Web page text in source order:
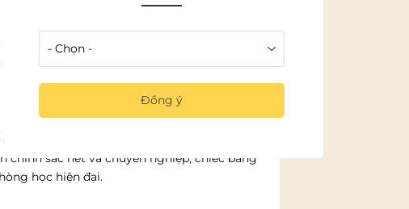
Từ VADOTO?
của thiết kế nội thất. Bảng ghim T6001
ra sự chú ý mạnh mẽ, giúp các thông báo
sắc nét và chuyên nghiệp, chiếc bảng
học hiện đại.
Đồng ý